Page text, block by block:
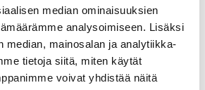
median ominaisuuksien
analysoimiseen. Lisäksi
median, mainosalan ja analytiikka-
tietoja siitä, miten käytät
voivat yhdistää näitä
uralliseen ylhäältä ja alhaalta
Säätötangon pituus…
Osta